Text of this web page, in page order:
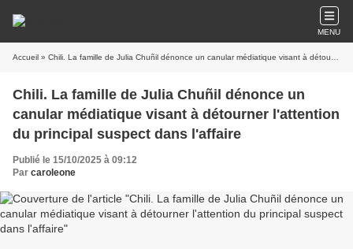
MENU
Accueil » Chili. La famille de Julia Chuñil dénonce un canular médiatique visant à détourner l'attention du principal suspect dans l'affaire
Chili. La famille de Julia Chuñil dénonce un
canular médiatique visant à détourner l'attention
du principal suspect dans l'affaire
Publié le 15/10/2025 à 09:12
Par caroleone